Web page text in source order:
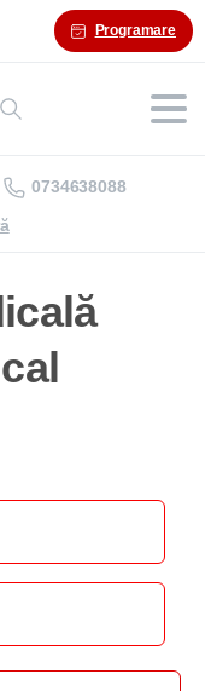
Programare
0734638088